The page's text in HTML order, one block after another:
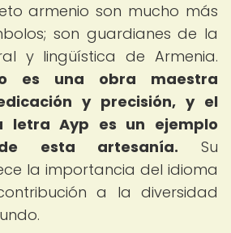
armenio son mucho más
son guardianes de la
y lingüística de Armenia.
es una obra maestra
y precisión, y el
letra Ayp es un ejemplo
esta artesanía. Su
la importancia del idioma
a la diversidad